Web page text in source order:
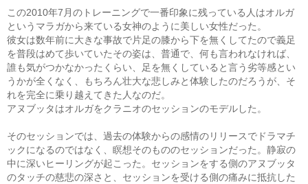
この2010年7月のトレーニングで一番印象に残っている人はオルガ
というマラガから来ている女神のように美しい女性だった。
彼女は数年前に大きな事故で片足の膝から下を無くしてたので義足
を普段はめて歩いていたその姿は、普通で、何も言われなければ、
誰も気がつかなかったくらい、足を無くしていると言う劣等感とい
うかが全くなく、もちろん壮大な悲しみと体験したのだろうが、そ
れを完全に乗り越えてきた人なのだ。
アヌブッタはオルガをクラニオのセッションのモデルした。
そのセッションでは、過去の体験からの感情のリリースでドラマチ
ックになるのではなく、瞑想そのもののセッションだった。静寂の
中に深いヒーリングが起こった。セッションをする側のアヌブッタ
のタッチの慈悲の深さと、セッションを受ける側の痛みに抵抗した